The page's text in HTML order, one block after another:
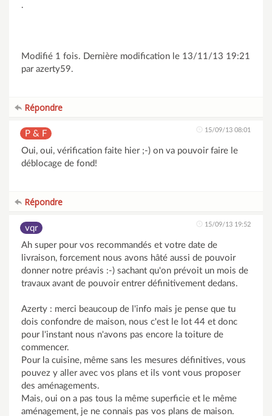
.
Modifié 1 fois. Dernière modification le 13/11/13 19:21
par azerty59.
Répondre
P & F 15/09/13 08:01
Oui, oui, vérification faite hier ;-) on va pouvoir faire le
déblocage de fond!
Répondre
vqr 15/09/13 19:52
Ah super pour vos recommandés et votre date de
livraison, forcement nous avons hâté aussi de pouvoir
donner notre préavis :-) sachant qu'on prévoit un mois de
travaux avant de pouvoir entrer définitivement dedans.
Azerty : merci beaucoup de l'info mais je pense que tu
dois confondre de maison, nous c'est le lot 44 et donc
pour l'instant nous n'avons pas encore la toiture de
commencer.
Pour la cuisine, même sans les mesures définitives, vous
pouvez y aller avec vos plans et ils vont vous proposer
des aménagements.
Mais, oui on a pas tous la même superficie et le même
aménagement, je ne connais pas vos plans de maison.